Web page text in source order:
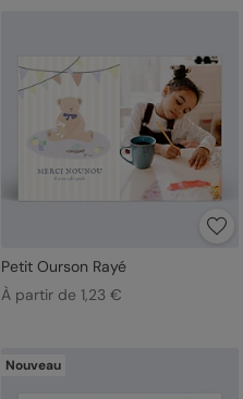
Petit Ourson Rayé
À partir de 1,23 €
Nouveau